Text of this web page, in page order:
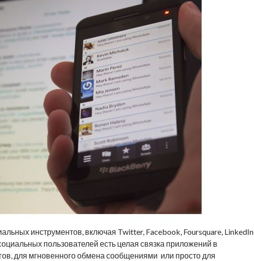
инструментов, включая Twitter, Facebook, Foursquare, LinkedIn
пользователей есть целая связка приложений в
для мгновенного обмена сообщениями или просто для